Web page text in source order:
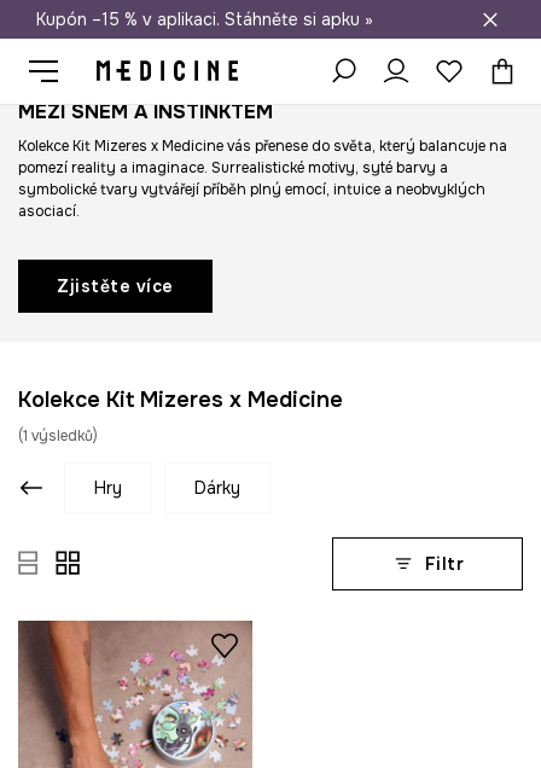
Doprava zdarma při nákupu nad 1 200 Kč
Kupón –15 % v aplikaci. Stáhněte si apku »
MEZI SNEM A INSTINKTEM
Kolekce Kit Mizeres x Medicine vás přenese do světa, který balancuje na
pomezí reality a imaginace. Surrealistické motivy, syté barvy a
symbolické tvary vytvářejí příběh plný emocí, intuice a neobvyklých
asociací.
Zjistěte více
Kolekce Kit Mizeres x Medicine
(1 výsledků)
hry dárky
Filtr